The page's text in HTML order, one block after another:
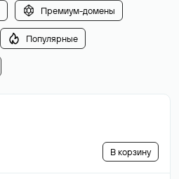
Премиум-домены
Популярные
В корзину